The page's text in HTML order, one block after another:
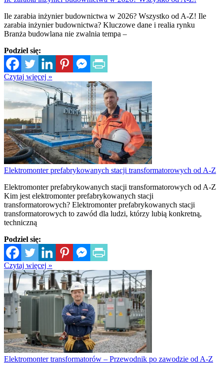
Ile zarabia inżynier budownictwa w 2026? Wszystko od A-Z! Ile
zarabia inżynier budownictwa? Kluczowe dane i realia rynku
Branża budowlana nie zwalnia tempa –
Podziel się:
Czytaj więcej »
Elektromonter prefabrykowanych stacji transformatorowych od A-Z
Elektromonter prefabrykowanych stacji transformatorowych od A-Z
Kim jest elektromonter prefabrykowanych stacji
transformatorowych? Elektromonter prefabrykowanych stacji
transformatorowych to zawód dla ludzi, którzy lubią konkretną,
techniczną
Podziel się:
Czytaj więcej »
Elektromonter transformatorów – Przewodnik po zawodzie od A-Z